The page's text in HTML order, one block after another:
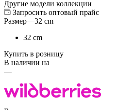
Другие модели коллекции
Запросить оптовый прайс
Размер—32 cm
32 cm
Купить в розницу
В наличии на
—